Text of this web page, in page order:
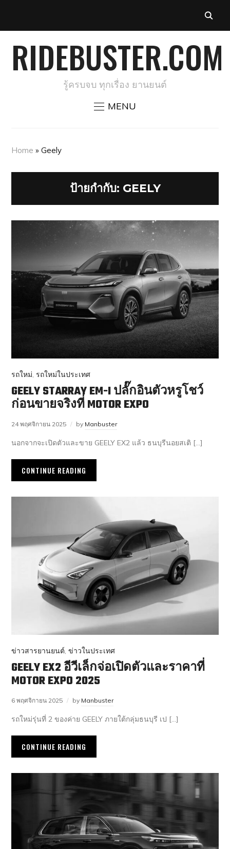
RIDEBUSTER.COM
รู้ครบจบ ทุกเรื่อง ยานยนต์
MENU
Home »Geely
ป้ายกำกับ: GEELY
รถใหม่,รถใหม่ในประเทศ
GEELY STARRAY EM-I ปลั๊กอินตัวหรูโชว์
ก่อนขายจริงที่ MOTOR EXPO
24 พฤศจิกายน 2025 by Manbuster
นอกจากจะเปิดตัวและขาย GEELY EX2 แล้ว ธนบุรีนอยสเติ […]
CONTINUE READING
ข่าวสารยานยนต์ ,ข่าวในประเทศ
GEELY EX2 อีวีเล็กจ่อเปิดตัวและราคาที่
MOTOR EXPO 2025
6 พฤศจิกายน 2025 by Manbuster
รถใหม่รุ่นที่ 2 ของค่าย GEELY ภายใต้กลุ่มธนบุรี เป […]
CONTINUE READING